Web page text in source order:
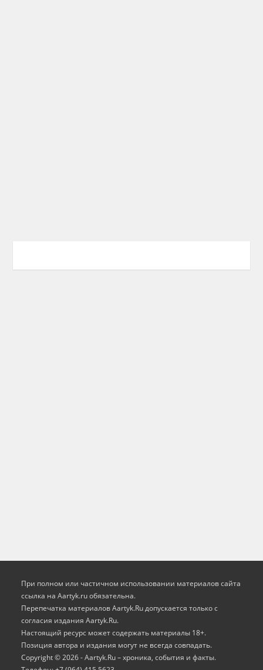
При полном или частичном использовании материалов сайта
ссылка на Aartyk.ru oбязательна.
Перепечатка материалов Aartyk.Ru допускается только с
согласия издания Aartyk.Ru.
Настоящий ресурс может содержать материалы 18+.
Позиция автора и издания могут не всегда совпадать.
Copyright © 2026 - Aartyk.Ru – хроника, события и факты.